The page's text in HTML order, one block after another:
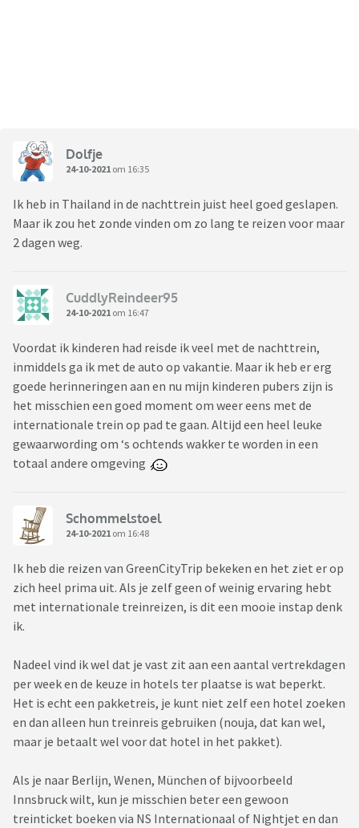
Dolfje
24-10-2021 om 16:35
Ik heb in Thailand in de nachttrein juist heel goed geslapen.
Maar ik zou het zonde vinden om zo lang te reizen voor maar
2 dagen weg.
CuddlyReindeer95
24-10-2021 om 16:47
Voordat ik kinderen had reisde ik veel met de nachttrein,
inmiddels ga ik met de auto op vakantie. Maar ik heb er erg
goede herinneringen aan en nu mijn kinderen pubers zijn is
het misschien een goed moment om weer eens met de
internationale trein op pad te gaan. Altijd een heel leuke
gewaarwording om ‘s ochtends wakker te worden in een
totaal andere omgeving
Schommelstoel
24-10-2021 om 16:48
Ik heb die reizen van GreenCityTrip bekeken en het ziet er op
zich heel prima uit. Als je zelf geen of weinig ervaring hebt
met internationale treinreizen, is dit een mooie instap denk
ik.
Nadeel vind ik wel dat je vast zit aan een aantal vertrekdagen
per week en de keuze in hotels ter plaatse is wat beperkt.
Het is echt een pakketreis, je kunt niet zelf een hotel zoeken
en dan alleen hun treinreis gebruiken (nouja, dat kan wel,
maar je betaalt wel voor dat hotel in het pakket).
Als je naar Berlijn, Wenen, München of bijvoorbeeld
Innsbruck wilt, kun je misschien beter een gewoon
treinticket boeken via NS Internationaal of Nightjet en dan